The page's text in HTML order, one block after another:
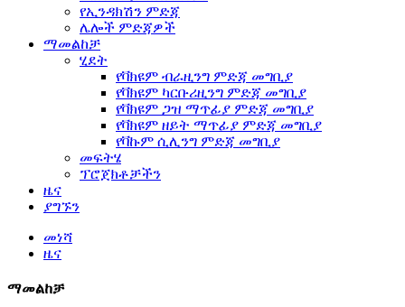
የኢንዳክሽን ምድጃ
ሌሎች ምድጃዎች
ማመልከቻ
ሂደት
የቫክዩም ብራዚንግ ምድጃ መግቢያ
የቫክዩም ካርቡሪዚንግ ምድጃ መግቢያ
የቫክዩም ጋዝ ማጥፊያ ምድጃ መግቢያ
የቫክዩም ዘይት ማጥፊያ ምድጃ መግቢያ
የቫኩም ሲሊንግ ምድጃ መግቢያ
መፍትሄ
ፕሮጀክቶቻችን
ዜና
ያግኙን
መነሻ
ዜና
ማመልከቻ